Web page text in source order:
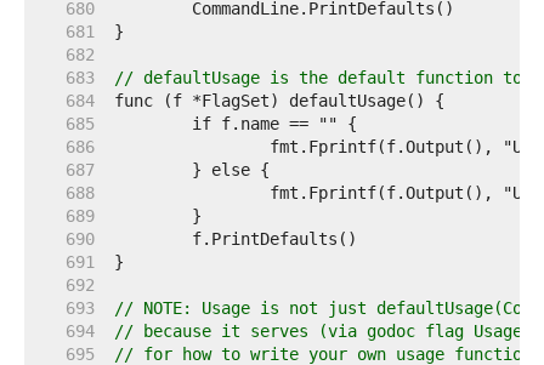
   680
   681
   682
   683
// defaultUsage is the default function to
   684
   685
   686
   687
   688
   689
   690
   691
   692
   693
// NOTE: Usage is not just
   694
// because it serves (via godoc flag Usage)
   695
// for how to write your own usage function.